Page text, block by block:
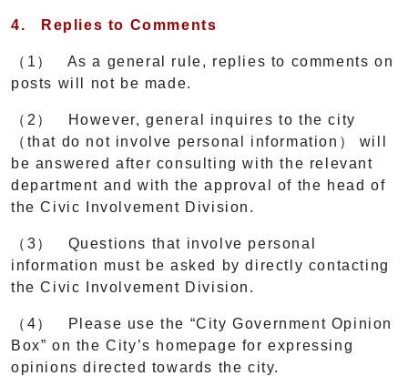
4. Replies to Comments
（1） As a general rule, replies to comments on
posts will not be made.
（2） However, general inquires to the city
（that do not involve personal information） will
be answered after consulting with the relevant
department and with the approval of the head of
the Civic Involvement Division.
（3） Questions that involve personal
information must be asked by directly contacting
the Civic Involvement Division.
（4） Please use the “City Government Opinion
Box” on the City’s homepage for expressing
opinions directed towards the city.